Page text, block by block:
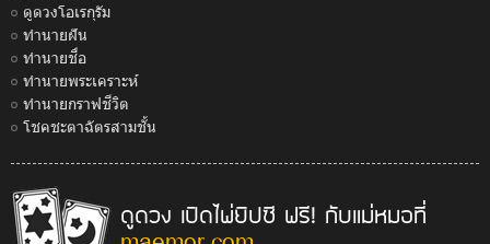
ดูดวงโอเรกุรัม
ทำนายฝัน
ทำนายชื่อ
ทำนายพระเคราะห์
ทำนายกราฟชีวิต
โชคชะตาฉัตรสามชั้น
ดูดวง เปิดไพ่ยิปซี ฟรี! กับแม่หมอที่